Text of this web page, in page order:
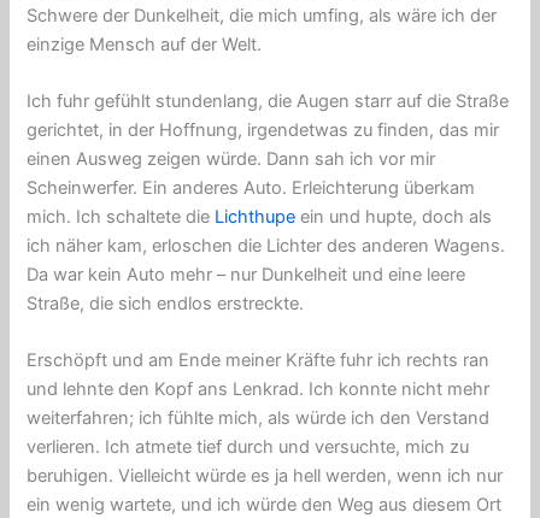
Schwere der Dunkelheit, die mich umfing, als wäre ich der
einzige Mensch auf der Welt.
Ich fuhr gefühlt stundenlang, die Augen starr auf die Straße
gerichtet, in der Hoffnung, irgendetwas zu finden, das mir
einen Ausweg zeigen würde. Dann sah ich vor mir
Scheinwerfer. Ein anderes Auto. Erleichterung überkam
mich. Ich schaltete die Lichthupe ein und hupte, doch als
ich näher kam, erloschen die Lichter des anderen Wagens.
Da war kein Auto mehr – nur Dunkelheit und eine leere
Straße, die sich endlos erstreckte.
Erschöpft und am Ende meiner Kräfte fuhr ich rechts ran
und lehnte den Kopf ans Lenkrad. Ich konnte nicht mehr
weiterfahren; ich fühlte mich, als würde ich den Verstand
verlieren. Ich atmete tief durch und versuchte, mich zu
beruhigen. Vielleicht würde es ja hell werden, wenn ich nur
ein wenig wartete, und ich würde den Weg aus diesem Ort